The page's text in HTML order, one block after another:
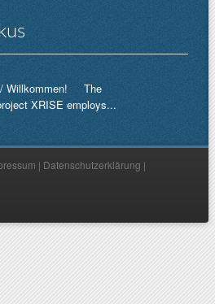
/ Willkommen! The
XRISE employs...
| Datenschutzerklärung |